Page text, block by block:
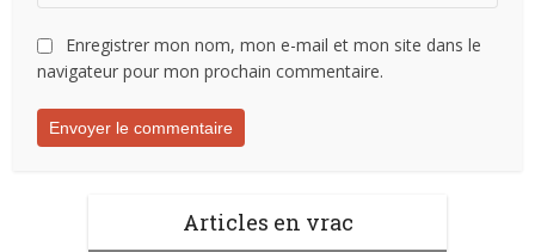
Enregistrer mon nom, mon e-mail et mon site dans le
navigateur pour mon prochain commentaire.
Articles en vrac